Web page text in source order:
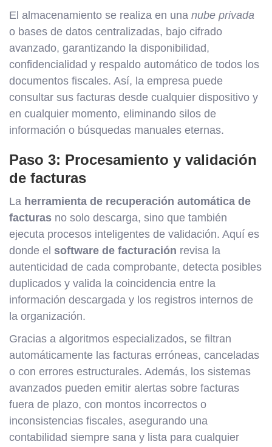
El almacenamiento se realiza en una nube privada
o bases de datos centralizadas, bajo cifrado
avanzado, garantizando la disponibilidad,
confidencialidad y respaldo automático de todos los
documentos fiscales. Así, la empresa puede
consultar sus facturas desde cualquier dispositivo y
en cualquier momento, eliminando silos de
información o búsquedas manuales eternas.
Paso 3: Procesamiento y validación
de facturas
La herramienta de recuperación automática de
facturas no solo descarga, sino que también
ejecuta procesos inteligentes de validación. Aquí es
donde el software de facturación revisa la
autenticidad de cada comprobante, detecta posibles
duplicados y valida la coincidencia entre la
información descargada y los registros internos de
la organización.
Gracias a algoritmos especializados, se filtran
automáticamente las facturas erróneas, canceladas
o con errores estructurales. Además, los sistemas
avanzados pueden emitir alertas sobre facturas
fuera de plazo, con montos incorrectos o
inconsistencias fiscales, asegurando una
contabilidad siempre sana y lista para cualquier